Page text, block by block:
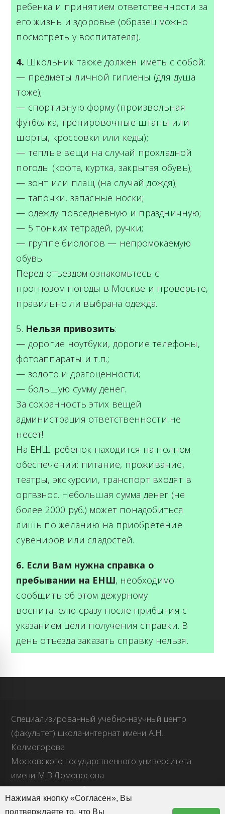
Открыть панель инструментов
Нажимая кнопку «Согласен», Вы
подтверждаете то, что Вы
ребенка и принятием ответственности за
его жизнь и здоровье (образец можно
посмотреть у воспитателя).
4. Школьник также должен иметь с собой:
— предметы личной гигиены (для душа
тоже);
— спортивную форму (произвольная
футболка, тренировочные штаны или
шорты, кроссовки или кеды);
— теплые вещи на случай прохладной
погоды (кофта, куртка, закрытая обувь);
— зонт или плащ (на случай дождя);
— тапочки, запасные носки;
— одежду повседневную и праздничную;
— 5 тонких тетрадей, ручки;
— группе биологов — непромокаемую
обувь.
Перед отъездом ознакомьтесь с
прогнозом погоды в Москве и проверьте,
правильно ли выбрана одежда.
5. Нельзя привозить:
— дорогие ноутбуки, дорогие телефоны,
фотоаппараты и т.п.;
— золото и драгоценности;
— большую сумму денег.
За сохранность этих вещей
администрация ответственности не
несет!
На ЕНШ ребенок находится на полном
обеспечении: питание, проживание,
театры, экскурсии, транспорт входят в
оргвзнос. Небольшая сумма денег (не
более 2000 руб.) может понадобиться
лишь по желанию на приобретение
сувениров или сладостей.
6. Если Вам нужна справка о
пребывании на ЕНШ, необходимо
сообщить об этом дежурному
воспитателю сразу после прибытия с
указанием цели получения справки. В
день отъезда заказать справку нельзя.
Специализированный учебно-научный центр
(факультет) школа-интернат имени А.Н.
Колмогорова
Московского государственного университета
имени М.В.Ломоносова
Авторское право © 2026 СУНЦ МГУ Все права
защищены.